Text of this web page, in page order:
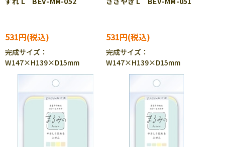
531円
完成サイズ：
W147×H139×D15mm
531円
完成サイズ：
W147×H139×D15mm